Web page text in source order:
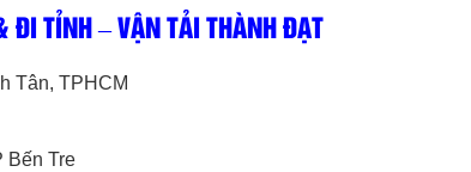
ĐI TỈNH – VẬN TẢI THÀNH ĐẠT
Tân, TPHCM
Bến Tre